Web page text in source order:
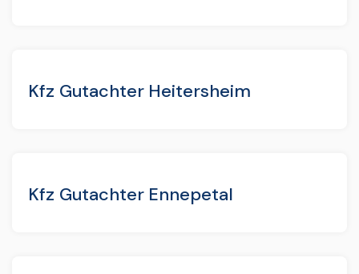
Kfz Gutachter Heitersheim
Kfz Gutachter Ennepetal